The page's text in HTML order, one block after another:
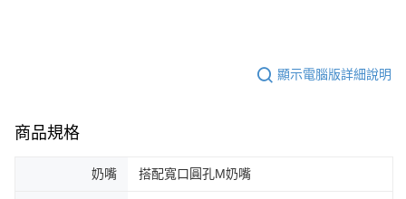
顯示電腦版詳細說明
商品規格
奶嘴 搭配寬口圓孔M奶嘴